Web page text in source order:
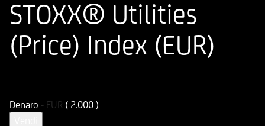
STOXX® Utilities
(Price) Index (EUR)
Denaro - EUR ( 2.000 )